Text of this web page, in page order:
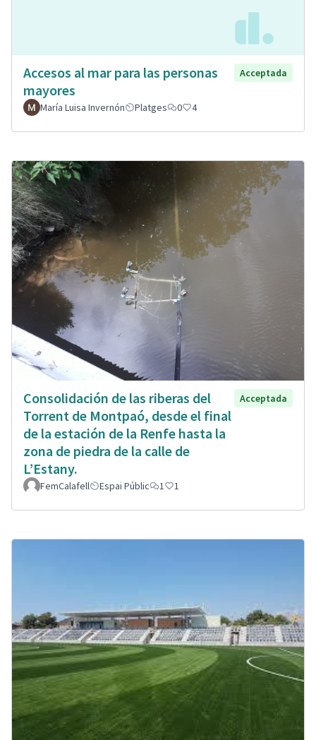
Accesos al mar para las personas
mayores
Acceptada
María Luisa Invernón Platges 0 4
Consolidación de las riberas del
Torrent de Montpaó, desde el final
de la estación de la Renfe hasta la
zona de piedra de la calle de
L’Estany.
Acceptada
FemCalafell Espai Públic 1 1